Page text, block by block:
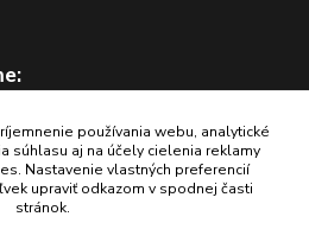
používania webu, analytické
súhlasu aj na účely cielenia reklamy
Nastavenie vlastných preferencií
upraviť odkazom v spodnej časti
stránok.